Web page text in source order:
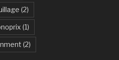
(2)
(1)
(2)